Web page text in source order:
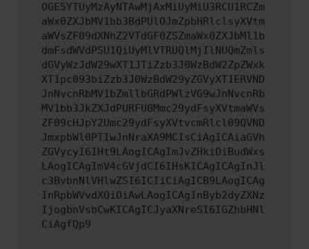
OGE5YTUyMzAyNTAwMjAxMiUyMiU3RCU1RCZm
aWx0ZXJbMV1bb3BdPUlOJmZpbHRlclsyXVtm
aWVsZF09dXNhZ2VTdGF0ZSZmaWx0ZXJbMl1b
dmFsdWVdPSU1QiUyMlVTRUQlMjIlNUQmZmls
dGVyWzJdW29wXT1JTiZzb3J0WzBdW2ZpZWxk
XT1pc093biZzb3J0WzBdW29yZGVyXT1ERVND
JnNvcnRbMV1bZmllbGRdPWlzVG9wJnNvcnRb
MV1bb3JkZXJdPURFU0Mmc29ydFsyXVtmaWVs
ZF09cHJpY2Umc29ydFsyXVtvcmRlcl09QVND
JmxpbWl0PTIwJnNraXA9MCIsCiAgICAiaGVh
ZGVycyI6IHt9LAogICAgImJvZHkiOiBudWxs
LAogICAgImV4cGVjdCI6IHsKICAgICAgInJl
c3BvbnNlVHlwZSI6ICIiCiAgICB9LAogICAg
InRpbWVvdXQiOiAwLAogICAgInByb2dyZXNz
IjogbnVsbCwKICAgICJyaXNreSI6IGZhbHNl
CiAgfQp9